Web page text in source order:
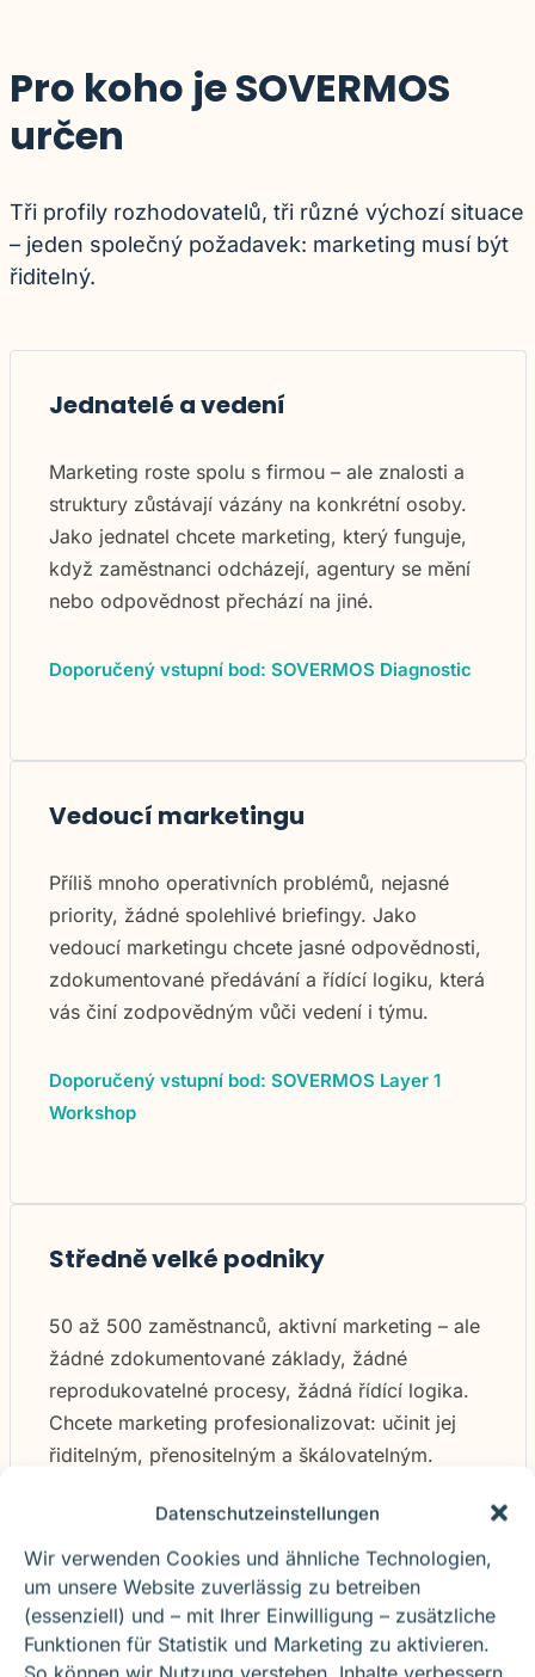
Datenschutzeinstellungen
Wir verwenden Cookies und ähnliche Technologien,
um unsere Website zuverlässig zu betreiben
(essenziell) und – mit Ihrer Einwilligung – zusätzliche
Funktionen für Statistik und Marketing zu aktivieren.
Pro koho je SOVERMOS
určen
Tři profily rozhodovatelů, tři různé výchozí situace
– jeden společný požadavek: marketing musí být
řiditelný.
Jednatelé a vedení
Marketing roste spolu s firmou – ale znalosti a
struktury zůstávají vázány na konkrétní osoby.
Jako jednatel chcete marketing, který funguje,
když zaměstnanci odcházejí, agentury se mění
nebo odpovědnost přechází na jiné.
Doporučený vstupní bod: SOVERMOS Diagnostic
Vedoucí marketingu
Příliš mnoho operativních problémů, nejasné
priority, žádné spolehlivé briefingy. Jako
vedoucí marketingu chcete jasné odpovědnosti,
zdokumentované předávání a řídící logiku, která
vás činí zodpovědným vůči vedení i týmu.
Doporučený vstupní bod: SOVERMOS Layer 1
Workshop
Středně velké podniky
50 až 500 zaměstnanců, aktivní marketing – ale
žádné zdokumentované základy, žádné
reprodukovatelné procesy, žádná řídící logika.
Chcete marketing profesionalizovat: učinit jej
řiditelným, přenositelným a škálovatelným.
Doporučený vstupní bod: SOVERMOS Full System